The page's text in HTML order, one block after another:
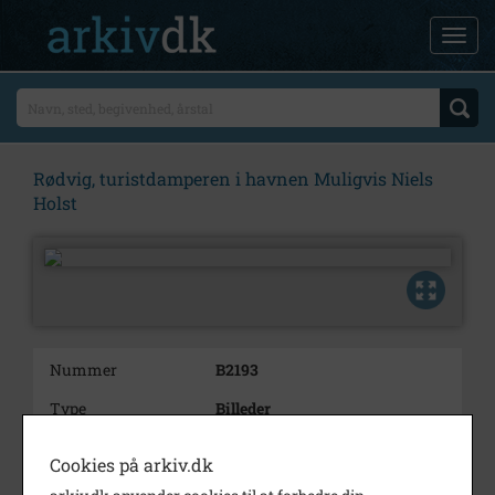
Rødvig, turistdamperen i havnen Muligvis Niels
Holst
Nummer
B2193
Type
Billeder
Cookies på arkiv.dk